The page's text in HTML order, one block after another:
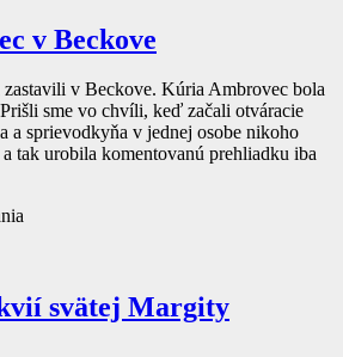
v Beckove
zastavili v Beckove. Kúria Ambrovec bola
sme vo chvíli, keď začali otváracie
a sprievodkyňa v jednej osobe nikoho
tak urobila komentovanú prehliadku iba
svätej Margity